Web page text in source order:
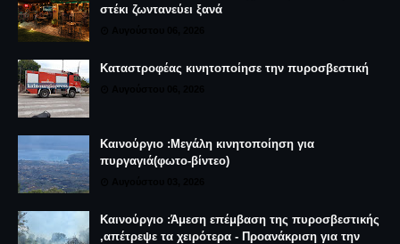
στέκι ζωντανεύει ξανά
Καταστροφέας κινητοποίησε την πυροσβεστική
Καινούργιο :Μεγάλη κινητοποίηση για
πυργαγιά(φωτο-βίντεο)
Καινούργιο :Άμεση επέμβαση της πυροσβεστικής
,απέτρεψε τα χειρότερα - Προανάκριση για την